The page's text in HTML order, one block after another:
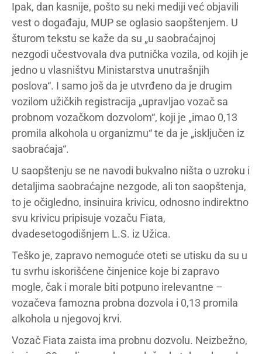
Ipak, dan kasnije, pošto su neki mediji već objavili
vest o događaju, MUP se oglasio saopštenjem. U
šturom tekstu se kaže da su „u saobraćajnoj
nezgodi učestvovala dva putnička vozila, od kojih je
jedno u vlasništvu Ministarstva unutrašnjih
poslova“. I samo još da je utvrđeno da je drugim
vozilom užičkih registracija „upravljao vozač sa
probnom vozačkom dozvolom“, koji je „imao 0,13
promila alkohola u organizmu“ te da je „isključen iz
saobraćaja“.
U saopštenju se ne navodi bukvalno ništa o uzroku i
detaljima saobraćajne nezgode, ali ton saopštenja,
to je očigledno, insinuira krivicu, odnosno indirektno
svu krivicu pripisuje vozaču Fiata,
dvadesetogodišnjem L.S. iz Užica.
Teško je, zapravo nemoguće oteti se utisku da su u
tu svrhu iskorišćene činjenice koje bi zapravo
mogle, čak i morale biti potpuno irelevantne –
vozačeva famozna probna dozvola i 0,13 promila
alkohola u njegovoj krvi.
Vozač Fiata zaista ima probnu dozvolu. Neizbežno,